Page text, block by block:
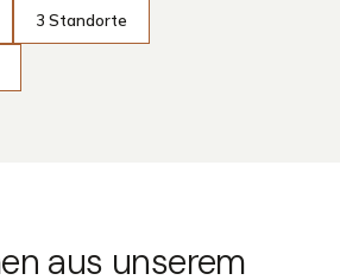
3 Standorte
aus unserem